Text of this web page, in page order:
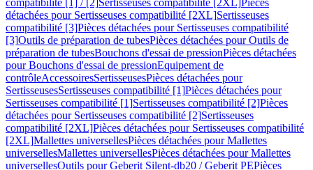
compatibilité [1] / [2]Sertisseuses compatibilité [2XL]Pièces
détachées pour Sertisseuses compatibilité [2XL]Sertisseuses
compatibilité [3]Pièces détachées pour Sertisseuses compatibilité
[3]Outils de préparation de tubesPièces détachées pour Outils de
préparation de tubesBouchons d'essai de pressionPièces détachées
pour Bouchons d'essai de pressionEquipement de
contrôleAccessoiresSertisseusesPièces détachées pour
SertisseusesSertisseuses compatibilité [1]Pièces détachées pour
Sertisseuses compatibilité [1]Sertisseuses compatibilité [2]Pièces
détachées pour Sertisseuses compatibilité [2]Sertisseuses
compatibilité [2XL]Pièces détachées pour Sertisseuses compatibilité
[2XL]Mallettes universellesPièces détachées pour Mallettes
universellesMallettes universellesPièces détachées pour Mallettes
universellesOutils pour Geberit Silent-db20 / Geberit PEPièces